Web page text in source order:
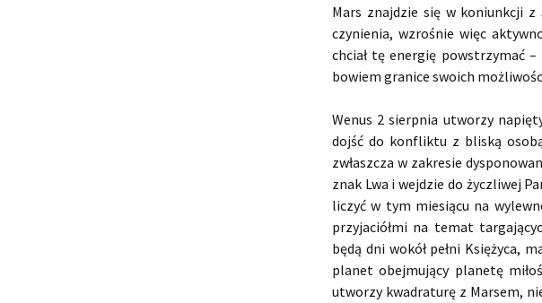
Mars znajdzie się w koniunkcji
czynienia, wzrośnie więc
chciał tę energię powstrzymać
bowiem granice swoich
Wenus 2 sierpnia utworzy
dojść do konfliktu z bliską
zwłaszcza w zakresie
znak Lwa i wejdzie do życzliwej
liczyć w tym miesiącu na
przyjaciółmi na temat
będą dni wokół pełni Księżyca,
planet obejmujący planetę
utworzy kwadraturę z Marsem,